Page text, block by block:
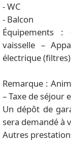
- WC
- Balcon
Équipements :
vaisselle –
électrique (filtres)
Remarque :
– Taxe de séjour
Un dépôt de
sera demandé à
Autres